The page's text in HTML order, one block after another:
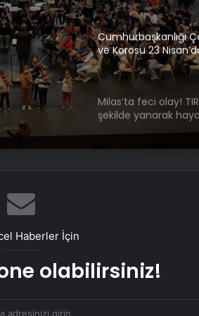
Cumhurbaşkanlığı
ve Korosu 23
alacak
Milas’ta feci olay!
şekilde yanarak
5 kişinin öldürüldüğü
Haberler İçin
olabilirsiniz!